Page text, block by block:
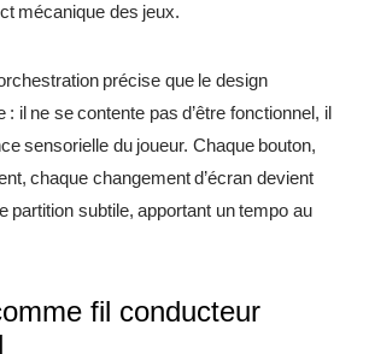
mécanique des jeux.
précise que le design
: il ne se contente pas d’être fonctionnel, il
sensorielle du joueur. Chaque bouton,
chaque changement d’écran devient
partition subtile, apportant un tempo au
fil conducteur